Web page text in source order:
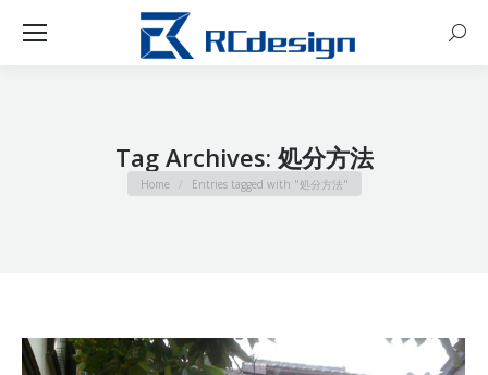
Tag Archives: 処分方法
You are here:
Home Entries tagged with "処分方法"